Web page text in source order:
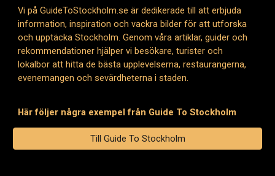
Vi på GuideToStockholm.se är dedikerade till att erbjuda
information, inspiration och vackra bilder för att utforska
och upptäcka Stockholm. Genom våra artiklar, guider och
rekommendationer hjälper vi besökare, turister och
lokalbor att hitta de bästa upplevelserna, restaurangerna,
evenemangen och sevärdheterna i staden.
Här följer några exempel från Guide To Stockholm
Till Guide To Stockholm